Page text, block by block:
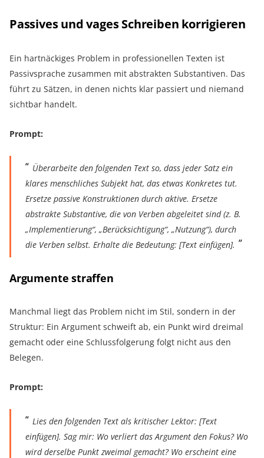
Passives und vages Schreiben korrigieren
Ein hartnäckiges Problem in professionellen Texten ist
Passivsprache zusammen mit abstrakten Substantiven. Das
führt zu Sätzen, in denen nichts klar passiert und niemand
sichtbar handelt.
Prompt:
Überarbeite den folgenden Text so, dass jeder Satz ein
klares menschliches Subjekt hat, das etwas Konkretes tut.
Ersetze passive Konstruktionen durch aktive. Ersetze
abstrakte Substantive, die von Verben abgeleitet sind (z. B.
„Implementierung“, „Berücksichtigung“, „Nutzung“), durch
die Verben selbst. Erhalte die Bedeutung: [Text einfügen].
Argumente straffen
Manchmal liegt das Problem nicht im Stil, sondern in der
Struktur: Ein Argument schweift ab, ein Punkt wird dreimal
gemacht oder eine Schlussfolgerung folgt nicht aus den
Belegen.
Prompt:
Lies den folgenden Text als kritischer Lektor: [Text
einfügen]. Sag mir: Wo verliert das Argument den Fokus? Wo
wird derselbe Punkt zweimal gemacht? Wo erscheint eine